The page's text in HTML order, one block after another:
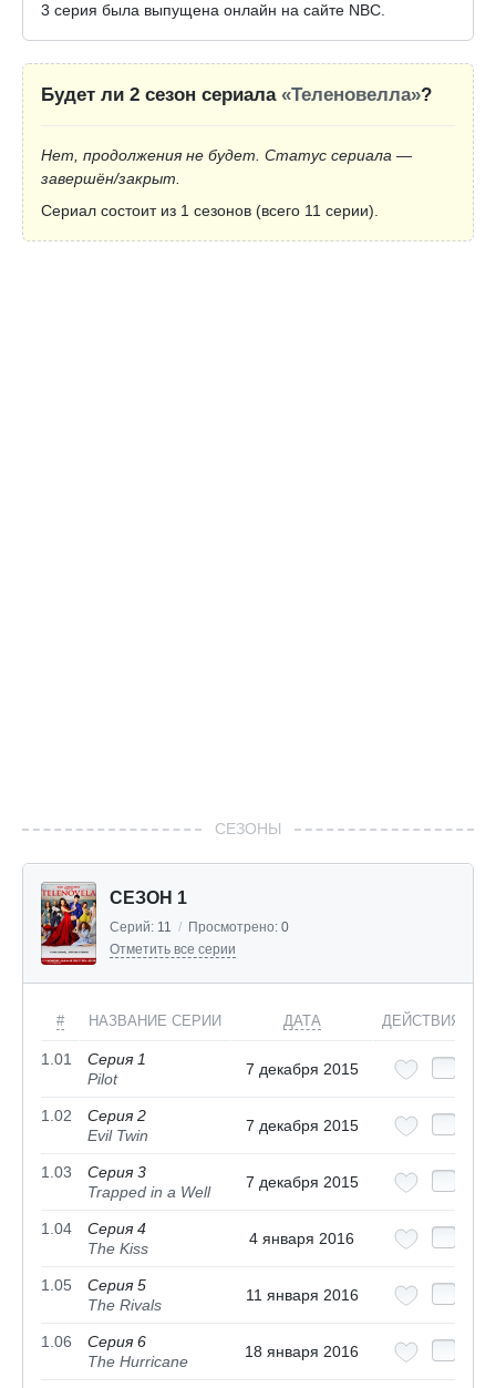
3 серия была выпущена онлайн на сайте NBC.
Будет ли 2 сезон сериала «Теленовелла»?
Нет, продолжения не будет. Статус сериала —
завершён/закрыт.
Сериал состоит из 1 сезонов (всего 11 серии).
СЕЗОНЫ
СЕЗОН 1
Серий: 11 / Просмотрено: 0
Отметить все серии
# НАЗВАНИЕ СЕРИИ ДАТА ДЕЙСТВИЯ
1.01
Серия 1
Pilot
7 декабря 2015
1.02
Серия 2
Evil Twin
7 декабря 2015
1.03
Серия 3
Trapped in a Well
7 декабря 2015
1.04
Серия 4
The Kiss
4 января 2016
1.05
Серия 5
The Rivals
11 января 2016
1.06
Серия 6
The Hurricane
18 января 2016